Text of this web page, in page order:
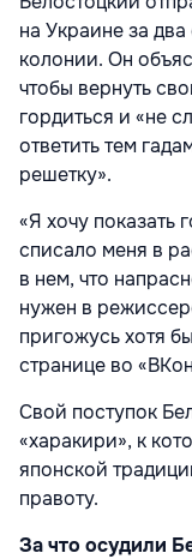
на Украине за
колонии. Он
чтобы вернуть
гордиться и «не
ответить тем
решетку».
«Я хочу показать
списало меня в
в нем, что
нужен в
пригожусь хотя
странице во
Свой поступок
«харакири», к
японской
правоту.
За что осудили